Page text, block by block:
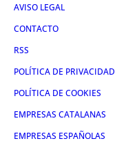
AVISO LEGAL
CONTACTO
RSS
POLÍTICA DE PRIVACIDAD
POLÍTICA DE COOKIES
EMPRESAS CATALANAS
EMPRESAS ESPAÑOLAS